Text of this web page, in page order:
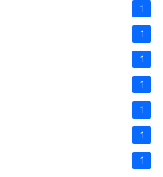
1
1
1
1
1
1
1